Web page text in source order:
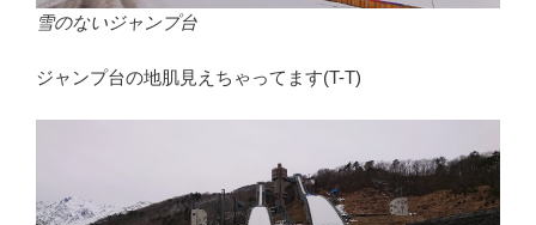
雪のないジャンプ台
ジャンプ台の地肌見えちゃってます(T-T)